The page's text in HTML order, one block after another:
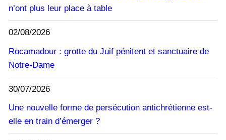
n’ont plus leur place à table
02/08/2026
Rocamadour : grotte du Juif pénitent et sanctuaire de
Notre-Dame
30/07/2026
Une nouvelle forme de persécution antichrétienne est-
elle en train d’émerger ?